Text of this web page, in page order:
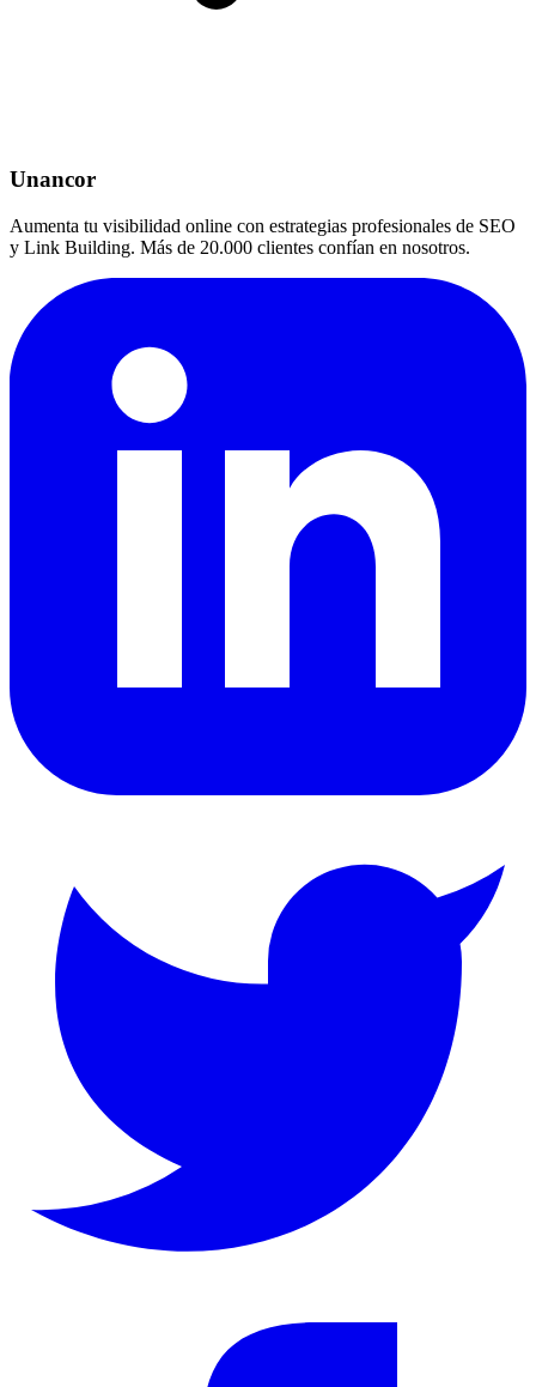
Unancor
Aumenta tu visibilidad online con estrategias profesionales de SEO
y Link Building. Más de 20.000 clientes confían en nosotros.